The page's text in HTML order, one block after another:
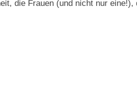
die Frauen (und nicht nur